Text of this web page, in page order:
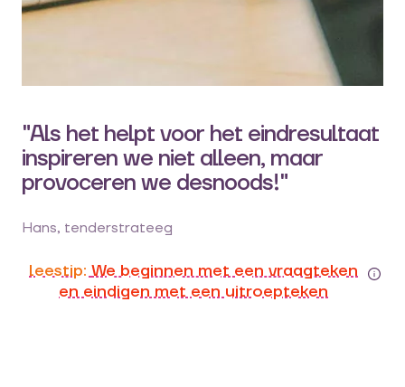
"Als het helpt voor het eindresultaat
inspireren we niet alleen, maar
provoceren we desnoods!"
Hans, tenderstrateeg
leestip:We beginnen met een vraagteken
en eindigen met een uitroepteken